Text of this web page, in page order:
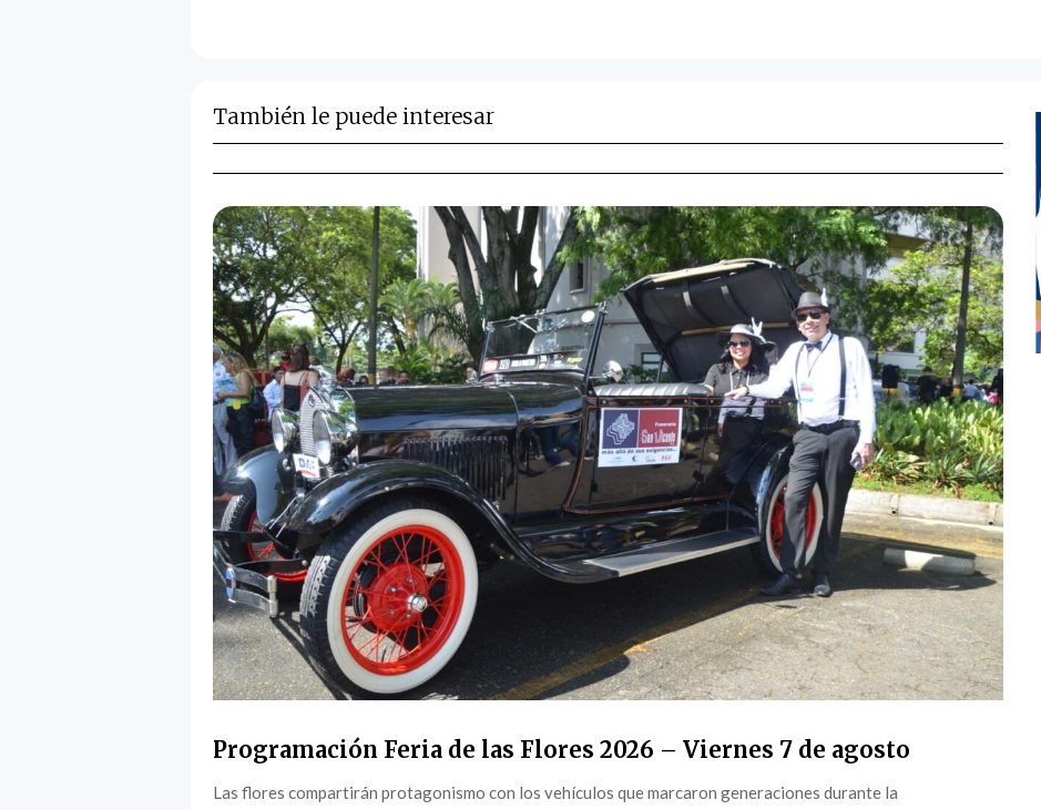
También le puede interesar
Programación Feria de las Flores 2026 – Viernes 7 de agosto
Las flores compartirán protagonismo con los vehículos que marcaron generaciones durante la